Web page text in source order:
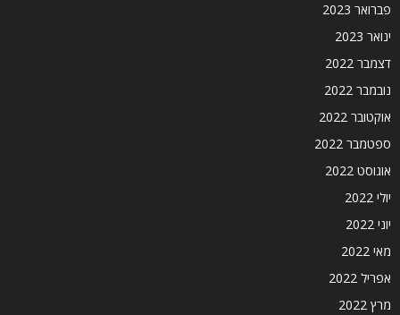
פברואר 2023
ינואר 2023
דצמבר 2022
נובמבר 2022
אוקטובר 2022
ספטמבר 2022
אוגוסט 2022
יולי 2022
יוני 2022
מאי 2022
אפריל 2022
מרץ 2022